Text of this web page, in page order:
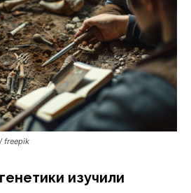
freepik
изучили